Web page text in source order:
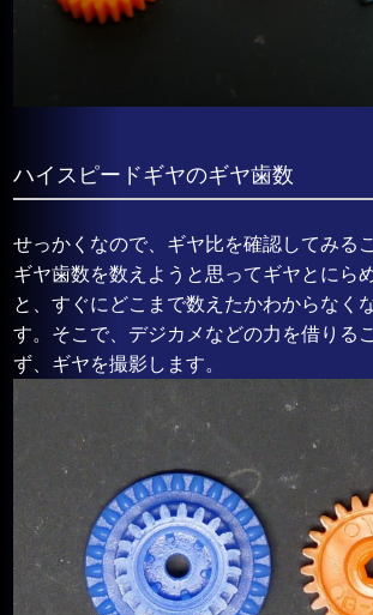
ハイスピードギヤのギヤ歯数
せっかくなので、ギヤ比を確認してみる
ギヤ歯数を数えようと思ってギヤとにら
と、すぐにどこまで数えたかわからなく
す。そこで、デジカメなどの力を借りる
ず、ギヤを撮影します。